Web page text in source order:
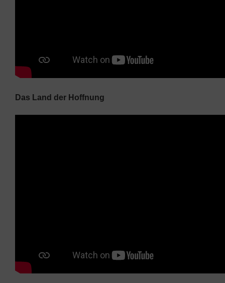
Das Land der Hoffnung